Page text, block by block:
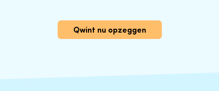
Qwint nu opzeggen